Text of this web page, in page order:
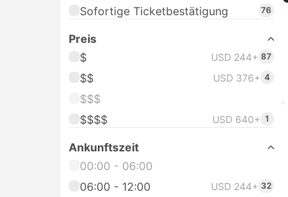
Sofortige Ticketbestätigung
76
Preis
$
USD 244+ 87
$$ USD 376+ 4
$$$
$$$$
USD 640+ 1
Ankunftszeit
00:00 - 06:00
06:00 - 12:00
USD 244+ 32